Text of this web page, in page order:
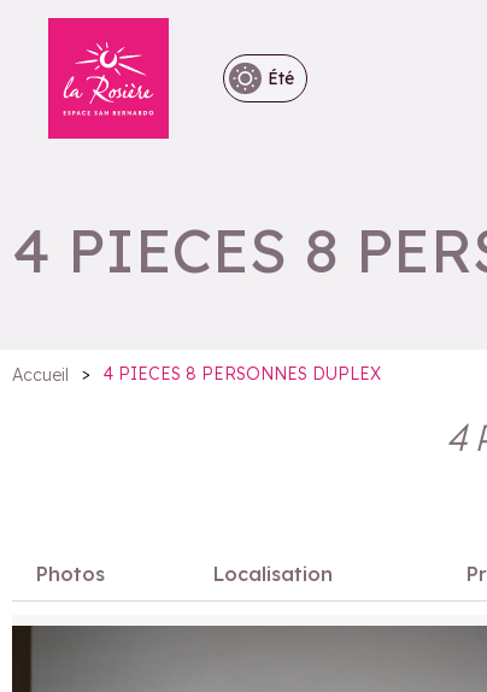
Été
4 PIECES 8
Accueil > 4 PIECES 8 PERSONNES DUPLEX
4
Photos Localisation